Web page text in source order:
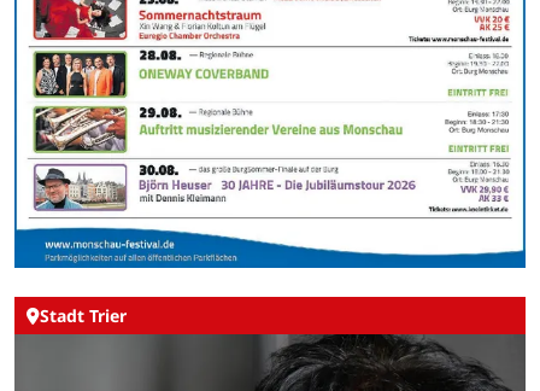
Stadt Trier